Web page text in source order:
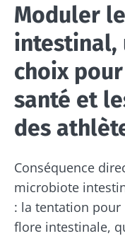
Moduler
intestinal,
choix
santé et
des
Conséquence
microbiote
: la tentation pour
flore intestinale,